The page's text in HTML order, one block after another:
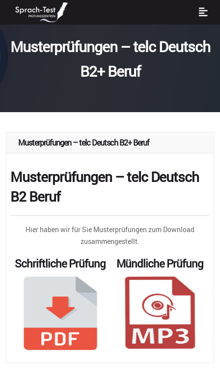
Musterprüfungen – telc Deutsch
B2+ Beruf
Musterprüfungen – telc Deutsch B2+ Beruf
Musterprüfungen – telc Deutsch
B2 Beruf
Hier haben wir für Sie Musterprüfungen zum Download
zusammengestellt.
Schriftliche Prüfung Mündliche Prüfung